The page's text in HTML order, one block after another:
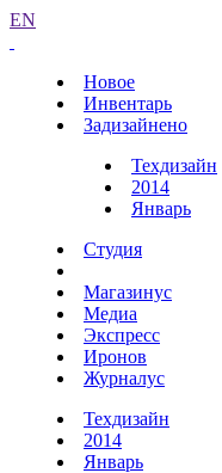
EN
Новое
Инвентарь
Задизайнено
Техдизайн
2014
Январь
Студия
Магазинус
Медиа
Экспресс
Иронов
Журналус
Техдизайн
2014
Январь